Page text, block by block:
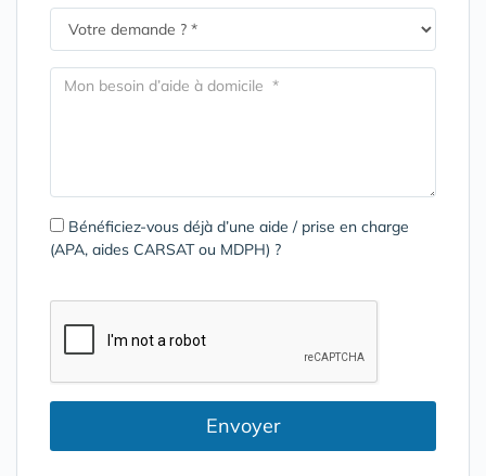
Bénéficiez-vous déjà d’une aide / prise en charge
(APA, aides CARSAT ou MDPH) ?
Envoyer